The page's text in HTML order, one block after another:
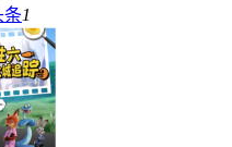
条1